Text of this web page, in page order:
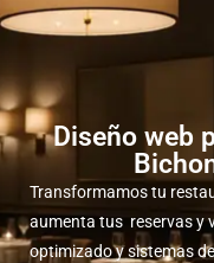
Diseño web
Transformamos tu
aumenta tus reservas y
optimizado y sistemas